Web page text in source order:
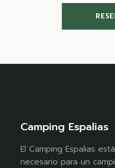
Camping Espalias
El Camping Espalias
necesario para un